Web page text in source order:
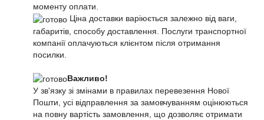
моменту оплати.
Ціна доставки варіюється залежно від ваги,
габаритів, способу доставлення. Послуги транспортної
компанії оплачуються клієнтом після отримання
посилки.
Важливо!
У зв'язку зі змінами в правилах перевезення Нової
Пошти, усі відправлення за замовчуванням оцінюються
на повну вартість замовлення, що дозволяє отримати